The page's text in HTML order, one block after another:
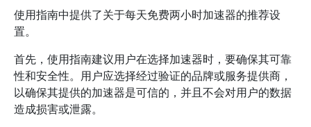
使用指南中提供了关于每天免费两小时加速器的推荐设
置。
首先，使用指南建议用户在选择加速器时，要确保其可靠
性和安全性。用户应选择经过验证的品牌或服务提供商，
以确保其提供的加速器是可信的，并且不会对用户的数据
造成损害或泄露。